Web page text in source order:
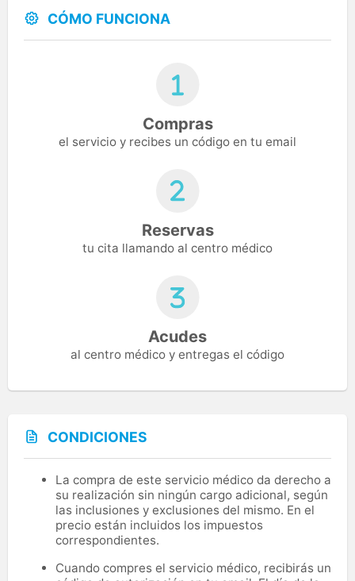
CÓMO FUNCIONA
Compras
el servicio y recibes un código en tu email
Reservas
tu cita llamando al centro médico
Acudes
al centro médico y entregas el código
CONDICIONES
La compra de este servicio médico da derecho a
su realización sin ningún cargo adicional, según
las inclusiones y exclusiones del mismo. En el
precio están incluidos los impuestos
correspondientes.
Cuando compres el servicio médico, recibirás un